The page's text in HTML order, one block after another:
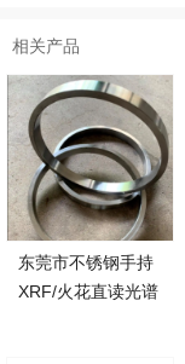
相关产品
东莞市不锈钢手持
XRF/火花直读光谱